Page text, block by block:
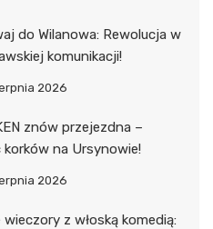
do Wilanowa: Rewolucja w
komunikacji!
2026
znów przejezdna –
korków na Ursynowie!
2026
z włoską komedią: